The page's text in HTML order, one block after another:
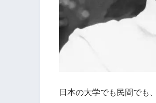
日本の大学でも民間でも